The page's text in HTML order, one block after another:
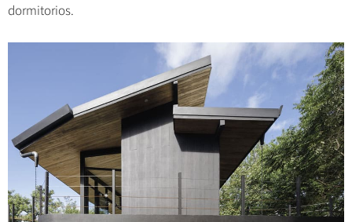
dormitorios.